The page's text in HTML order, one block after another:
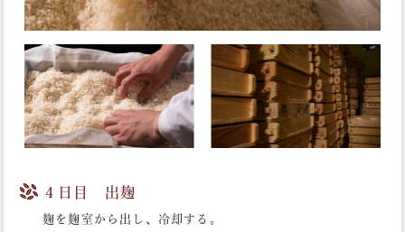
４日目 出麹
麹を麹室から出し、冷却する。